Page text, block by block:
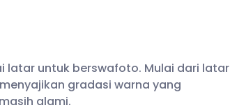
latar untuk berswafoto. Mulai dari latar
gradasi warna yang
alami.